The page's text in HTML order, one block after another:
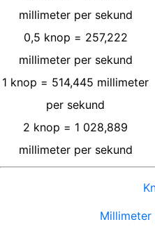
millimeter per sekund
0,5 knop = 257,222
millimeter per sekund
1 knop = 514,445 millimeter
per sekund
2 knop = 1 028,889
millimeter per sekund
Millimeter